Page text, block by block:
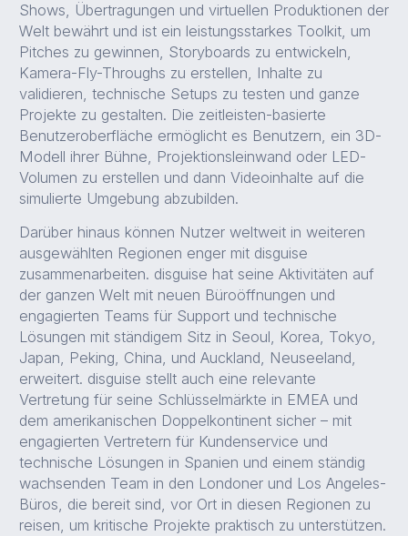
Shows, Übertragungen und virtuellen Produktionen der
Welt bewährt und ist ein leistungsstarkes Toolkit, um
Pitches zu gewinnen, Storyboards zu entwickeln,
Kamera-Fly-Throughs zu erstellen, Inhalte zu
validieren, technische Setups zu testen und ganze
Projekte zu gestalten. Die zeitleisten-basierte
Benutzeroberfläche ermöglicht es Benutzern, ein 3D-
Modell ihrer Bühne, Projektionsleinwand oder LED-
Volumen zu erstellen und dann Videoinhalte auf die
simulierte Umgebung abzubilden.
Darüber hinaus können Nutzer weltweit in weiteren
ausgewählten Regionen enger mit disguise
zusammenarbeiten. disguise hat seine Aktivitäten auf
der ganzen Welt mit neuen Büroöffnungen und
engagierten Teams für Support und technische
Lösungen mit ständigem Sitz in Seoul, Korea, Tokyo,
Japan, Peking, China, und Auckland, Neuseeland,
erweitert. disguise stellt auch eine relevante
Vertretung für seine Schlüsselmärkte in EMEA und
dem amerikanischen Doppelkontinent sicher – mit
engagierten Vertretern für Kundenservice und
technische Lösungen in Spanien und einem ständig
wachsenden Team in den Londoner und Los Angeles-
Büros, die bereit sind, vor Ort in diesen Regionen zu
reisen, um kritische Projekte praktisch zu unterstützen.